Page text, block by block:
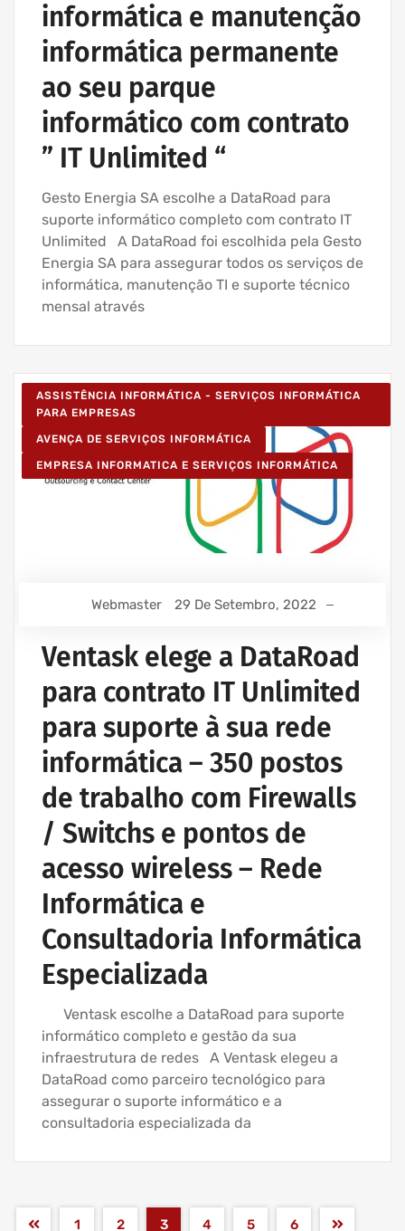
informática e manutenção
informática permanente
ao seu parque
informático com contrato
” IT Unlimited “
Gesto Energia SA escolhe a DataRoad para
suporte informático completo com contrato IT
Unlimited A DataRoad foi escolhida pela Gesto
Energia SA para assegurar todos os serviços de
informática, manutenção TI e suporte técnico
mensal através
ASSISTÊNCIA INFORMÁTICA - SERVIÇOS INFORMÁTICA
PARA EMPRESAS
AVENÇA DE SERVIÇOS INFORMÁTICA
EMPRESA INFORMATICA E SERVIÇOS INFORMÁTICA
Webmaster 29 De Setembro, 2022
Ventask elege a DataRoad
para contrato IT Unlimited
para suporte à sua rede
informática – 350 postos
de trabalho com Firewalls
/ Switchs e pontos de
acesso wireless – Rede
Informática e
Consultadoria Informática
Especializada
Ventask escolhe a DataRoad para suporte
informático completo e gestão da sua
infraestrutura de redes A Ventask elegeu a
DataRoad como parceiro tecnológico para
assegurar o suporte informático e a
consultadoria especializada da
1 2 3 4 5 6